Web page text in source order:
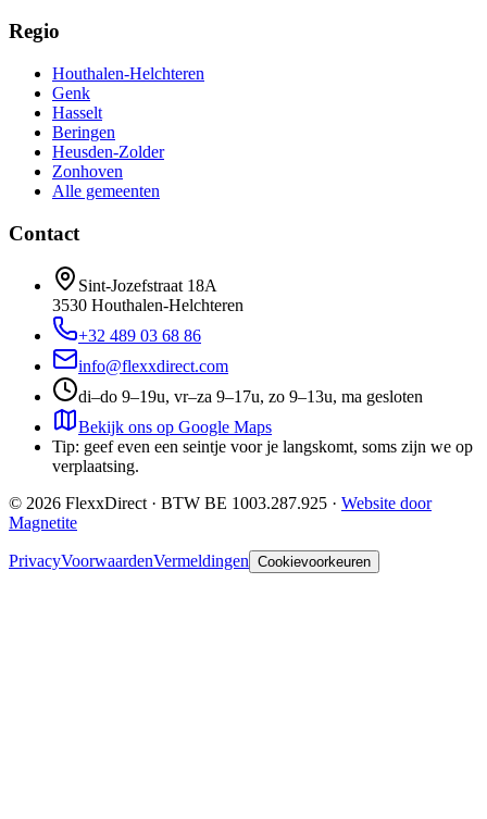
Regio
Houthalen-Helchteren
Genk
Hasselt
Beringen
Heusden-Zolder
Zonhoven
Alle gemeenten
Contact
Sint-Jozefstraat 18A
3530 Houthalen-Helchteren
+32 489 03 68 86
info@flexxdirect.com
di–do 9–19u, vr–za 9–17u, zo 9–13u, ma gesloten
Bekijk ons op Google Maps
Tip: geef even een seintje voor je langskomt, soms zijn we op
verplaatsing.
© 2026 FlexxDirect · BTW BE 1003.287.925 · Website door
Magnetite
PrivacyVoorwaardenVermeldingen Cookievoorkeuren